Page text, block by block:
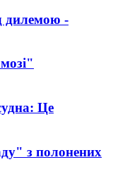
дилемою -
Це
з полонених